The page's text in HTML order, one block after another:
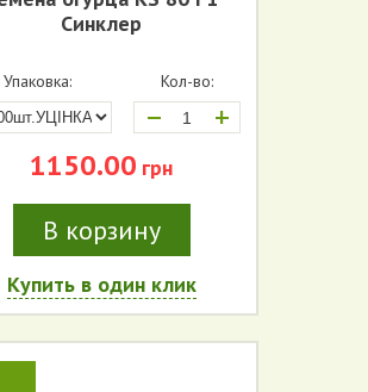
Синклер
Упаковка: Кол-во:
+
1150.00 грн
В корзину
Купить в один клик